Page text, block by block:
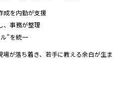
成を内勤が支援
、事務が整理
”を統一
が落ち着き、若手に教える余白が生ま